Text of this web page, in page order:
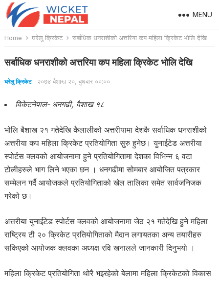
MENU
Home घरेलु क्रिकेट सर्बाधिक धनराशीको अत्तरिया कप महिला क्रिकेट भोलि देखि
सर्बाधिक धनराशीको अत्तरिया कप महिला क्रिकेट भोलि देखि
घरेलु क्रिकेट २०७४ बैशाख २०, बुधबार ००:००
विकेटनेपाल- धनगढी, वैशाख १८
भोलि बैशाख २१ गतेदेखि कैलालीको अत्तरीयामा देशकै सर्वाधिक धनराशीको
अत्तरीया कप महिला क्रिकेट प्रतियोगिता सुरु हुनेछ। युनाईटेड अत्तरीया
स्पोर्टस क्लवको आयोजनामा हुने प्रतियोगितामा देशका विभिन्न ६ वटा
टोलीहरुले भाग लिने भएका छन । धनगढीमा सोमबार आयोजित पत्रकार
सम्मेलन गर्दै आयोजकले प्रतियोगिताको खेल तालिका समेत सार्वजनिजक
गरेको छ।
अत्तरीया युनाईटेड स्पोर्टस क्लवको आयोजनामा जेठ २१ गतेदेखि हुने महिला
राष्ट्रिय टी २० क्रिकेट प्रतियोगिताको मैदान लगायतका अन्य तयारीहरु
सकिएको आयोजक क्लवका अध्यक्ष रवि खनालले जानकारी दिनुभयो ।
महिला क्रिकेट प्रतियोगिता थोरै भइरहेको बेलामा महिला क्रिकेटको विकास